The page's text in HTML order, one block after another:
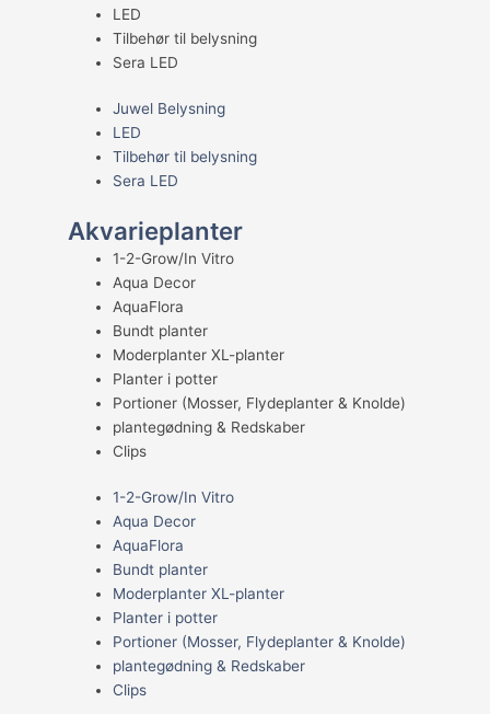
LED
Tilbehør til belysning
Sera LED
Juwel Belysning
LED
Tilbehør til belysning
Sera LED
Akvarieplanter
1-2-Grow/In Vitro
Aqua Decor
AquaFlora
Bundt planter
Moderplanter XL-planter
Planter i potter
Portioner (Mosser, Flydeplanter & Knolde)
plantegødning & Redskaber
Clips
1-2-Grow/In Vitro
Aqua Decor
AquaFlora
Bundt planter
Moderplanter XL-planter
Planter i potter
Portioner (Mosser, Flydeplanter & Knolde)
plantegødning & Redskaber
Clips